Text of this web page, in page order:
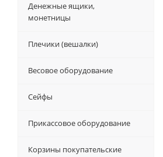
Денежные ящики,
монетницы
Плечики (вешалки)
Весовое оборудование
Сейфы
Прикассовое оборудование
Корзины покупательские